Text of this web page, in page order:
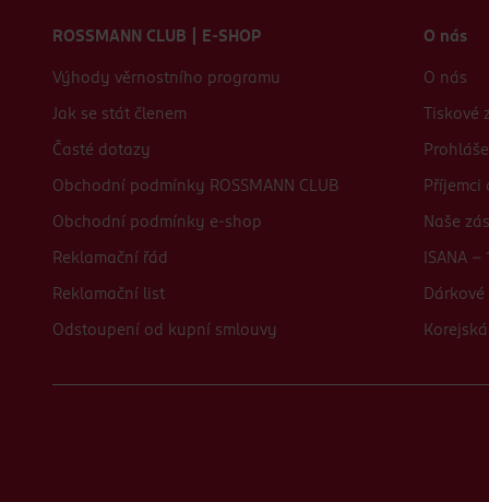
ROSSMANN CLUB | E-SHOP
Výhody věrnostního programu
Jak se stát členem
Časté dotazy
Obchodní podmínky ROSSMANN CLUB
Obchodní podmínky e-shop
Reklamační řád
Reklamační list
Odstoupení od kupní smlouvy
O nás
O nás
Tiskové
Příjemci
Naše
ISANA